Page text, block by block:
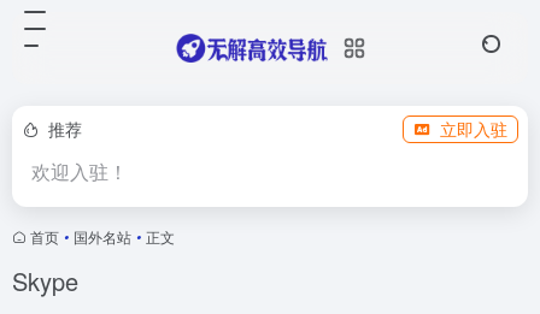
推荐 立即入驻
欢迎入驻！
首页 • 国外名站 • 正文
Skype